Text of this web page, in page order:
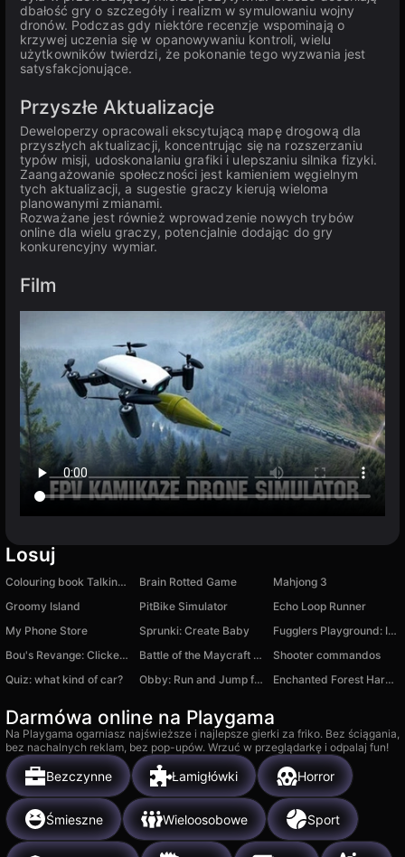
dbałość gry o szczegóły i realizm w symulowaniu wojny
dronów. Podczas gdy niektóre recenzje wspominają o
krzywej uczenia się w opanowywaniu kontroli, wielu
użytkowników twierdzi, że pokonanie tego wyzwania jest
satysfakcjonujące.
Przyszłe Aktualizacje
Deweloperzy opracowali ekscytującą mapę drogową dla
przyszłych aktualizacji, koncentrując się na rozszerzaniu
typów misji, udoskonalaniu grafiki i ulepszaniu silnika fizyki.
Zaangażowanie społeczności jest kamieniem węgielnym
tych aktualizacji, a sugestie graczy kierują wieloma
planowanymi zmianami.
Rozważane jest również wprowadzenie nowych trybów
online dla wielu graczy, potencjalnie dodając do gry
konkurencyjny wymiar.
Film
Losuj
Colouring book Talking Tom Brain Rotted Game
Mahjong 3
Groomy Island
PitBike Simulator
Echo Loop Runner
My Phone Store
Sprunki: Create Baby
Fugglers Playground: Infection Mod
Bou's Revange: Clicker Horror
Battle of the Maycraft Ragdolls
Shooter commandos
Quiz: what kind of car?
Obby: Run and Jump for the Brainrots! Enchanted Forest Harvest
Darmówa online na Playgama
Na Playgama ogarniasz najświeższe i najlepsze gierki za friko. Bez ściągania,
bez nachalnych reklam, bez pop-upów. Wrzuć w przeglądarkę i odpalaj fun!
Bezczynne Łamigłówki Horror
Śmieszne Wieloosobowe Sport